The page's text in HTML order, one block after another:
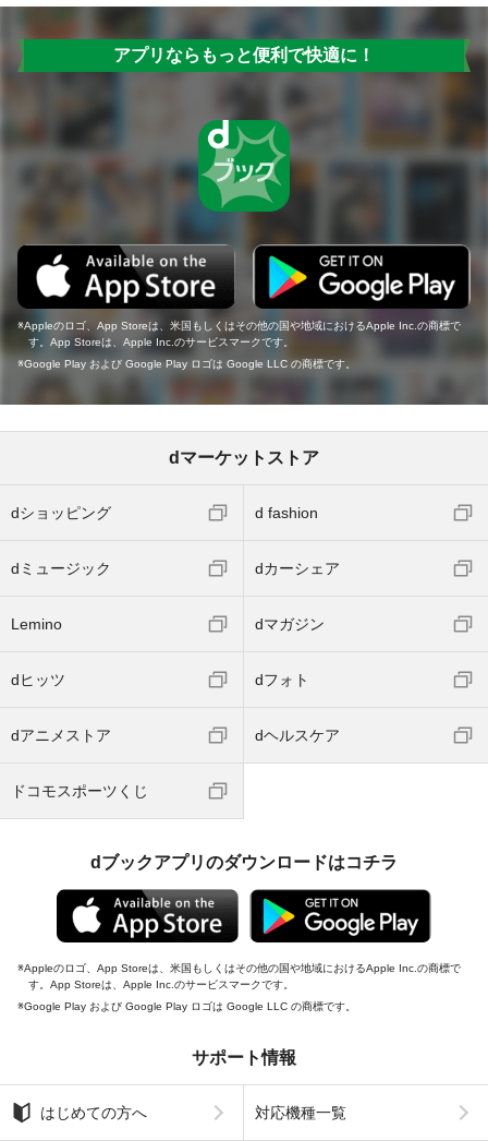
アプリならもっと便利で快適に！
Appleのロゴ、App Storeは、米国もしくはその他の国や地域におけるApple Inc.の商標で
す。App Storeは、Apple Inc.のサービスマークです。
Google Play および Google Play ロゴは Google LLC の商標です。
dマーケットストア
dショッピング d fashion
dミュージック dカーシェア
Lemino dマガジン
dヒッツ dフォト
dアニメストア dヘルスケア
ドコモスポーツくじ
dブックアプリのダウンロードはコチラ
Appleのロゴ、App Storeは、米国もしくはその他の国や地域におけるApple Inc.の商標で
す。App Storeは、Apple Inc.のサービスマークです。
Google Play および Google Play ロゴは Google LLC の商標です。
サポート情報
はじめての方へ 対応機種一覧